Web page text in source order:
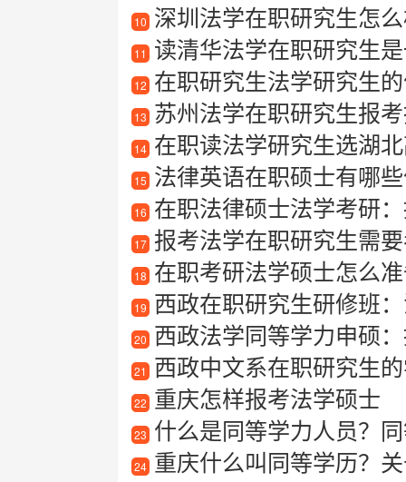
10 深圳法学在职研究生怎
11 读清华法学在职研究生是
12 在职研究生法学研究生
13 苏州法学在职研究生报
14 在职读法学研究生选湖北高
15 法律英语在职硕士有哪
16 在职法律硕士法学考研
17 报考法学在职研究生需
18 在职考研法学硕士怎么
19 西政在职研究生研修班
20 西政法学同等学力申硕
21 西政中文系在职研究生
22 重庆怎样报考法学硕士
23 什么是同等学力人员？
24 重庆什么叫同等学历？